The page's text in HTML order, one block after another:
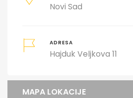
Novi Sad
ADRESA
Hajduk Veljkova 11
MAPA LOKACIJE